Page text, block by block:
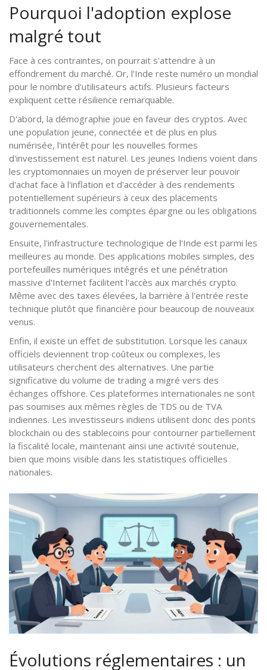
Pourquoi l'adoption explose
malgré tout
Face à ces contraintes, on pourrait s'attendre à un
effondrement du marché. Or, l'Inde reste numéro un mondial
pour le nombre d'utilisateurs actifs. Plusieurs facteurs
expliquent cette résilience remarquable.
D'abord, la démographie joue en faveur des cryptos. Avec
une population jeune, connectée et de plus en plus
numérisée, l'intérêt pour les nouvelles formes
d'investissement est naturel. Les jeunes Indiens voient dans
les cryptomonnaies un moyen de préserver leur pouvoir
d'achat face à l'inflation et d'accéder à des rendements
potentiellement supérieurs à ceux des placements
traditionnels comme les comptes épargne ou les obligations
gouvernementales.
Ensuite, l'infrastructure technologique de l'Inde est parmi les
meilleures au monde. Des applications mobiles simples, des
portefeuilles numériques intégrés et une pénétration
massive d'Internet facilitent l'accès aux marchés crypto.
Même avec des taxes élevées, la barrière à l'entrée reste
technique plutôt que financière pour beaucoup de nouveaux
venus.
Enfin, il existe un effet de substitution. Lorsque les canaux
officiels deviennent trop coûteux ou complexes, les
utilisateurs cherchent des alternatives. Une partie
significative du volume de trading a migré vers des
échanges offshore. Ces plateformes internationales ne sont
pas soumises aux mêmes règles de TDS ou de TVA
indiennes. Les investisseurs indiens utilisent donc des ponts
blockchain ou des stablecoins pour contourner partiellement
la fiscalité locale, maintenant ainsi une activité soutenue,
bien que moins visible dans les statistiques officielles
nationales.
Évolutions réglementaires : un